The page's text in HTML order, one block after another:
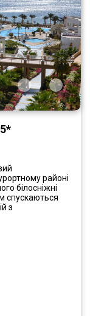
районі
білосніжні
спускаються
з